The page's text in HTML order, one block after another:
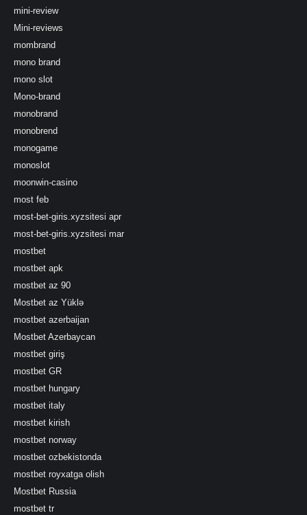
mini-review
Mini-reviews
mombrand
mono brand
mono slot
Mono-brand
monobrand
monobrend
monogame
monoslot
moonwin-casino
most feb
most-bet-giris.xyzsitesi apr
most-bet-giris.xyzsitesi mar
mostbet
mostbet apk
mostbet az 90
Mostbet az Yüklə
mostbet azerbaijan
Mostbet Azerbaycan
mostbet giriş
mostbet GR
mostbet hungary
mostbet italy
mostbet kirish
mostbet norway
mostbet ozbekistonda
mostbet royxatga olish
Mostbet Russia
mostbet tr